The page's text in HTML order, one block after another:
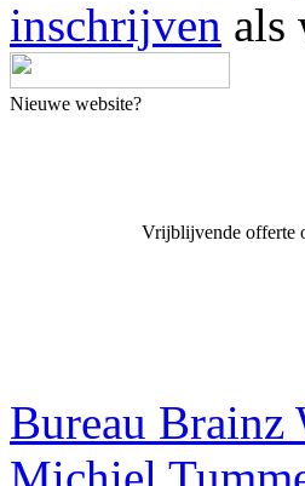
inschrijven als
Nieuwe website?
Vrijblijvende offerte
Bureau Brainz